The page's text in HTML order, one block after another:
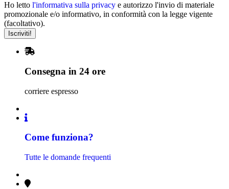
Ho letto l'informativa sulla privacy e autorizzo l'invio di materiale
promozionale e/o informativo, in conformità con la legge vigente
(facoltativo).
Consegna in 24 ore
corriere espresso
Come funziona?
Tutte le domande frequenti